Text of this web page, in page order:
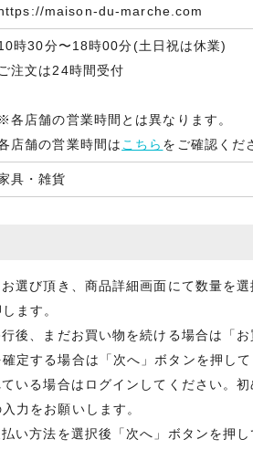
maison-du-marche.com
時30分〜18時00分(土日祝は休業)
ご注文は24時間受付
※各店舗の営業時間とは異なります。
店舗の営業時間は こちら をご確認くだ
具・雑貨
選び頂き、商品詳細画面にて数量を選
ます。
後、まだお買い物を続ける場合は「
定する場合は「次へ」ボタンを押して
いる場合はログインしてください。
力をお願いします。
い方法を選択後「次へ」ボタンを押し